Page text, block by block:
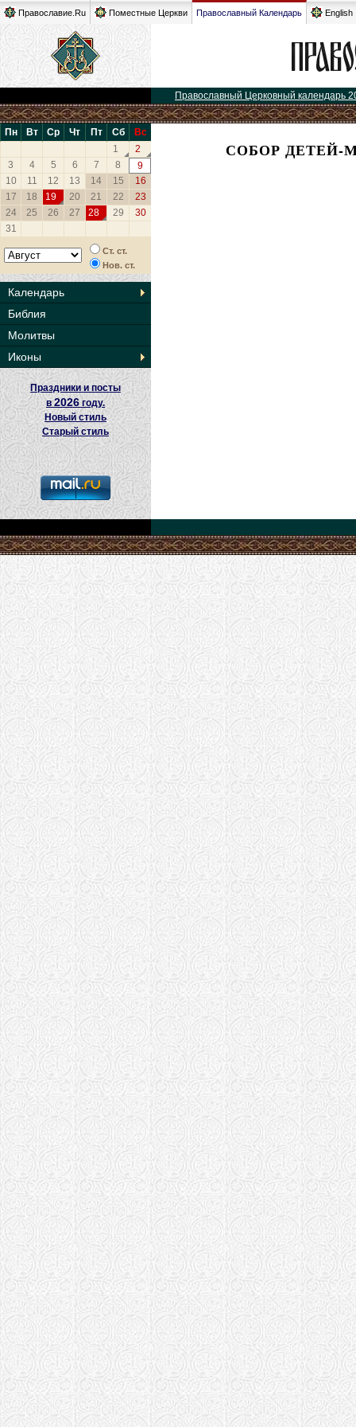
Православие.Ru Поместные Церкви Православный Календарь English
Православный Церковный календарь
Пн Вт Ср Чт Пт Сб
Вс
1
2
3
4 5 6 7 8
9
10
11 12 13 14 15
16
17
18 19 20 21 22
23
24
25 26 27 28 29
30
31
Ст. ст.
Нов. ст.
Календарь
Библия
Молитвы
Иконы
Праздники и посты
в2026 году.
Новый стиль
Старый стиль
СОБОР ДЕТЕЙ-